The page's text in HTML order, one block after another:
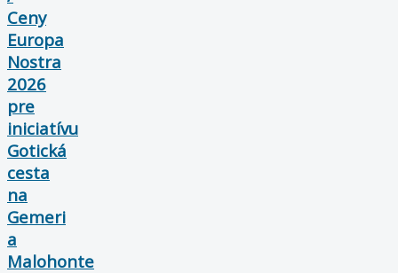
Ceny
Europa
Nostra
2026
pre
iniciatívu
Gotická
cesta
na
Gemeri
a
Malohonte